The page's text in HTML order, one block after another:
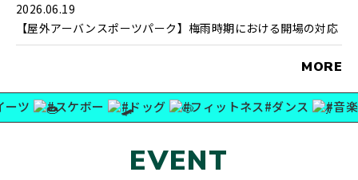
アクセス
Language
2026.06.19
【屋外アーバンスポーツパーク】梅雨時期における開場の対応
MORE
ツ #スケボー #ドッグ #フィットネス#ダンス #音楽
EVENT